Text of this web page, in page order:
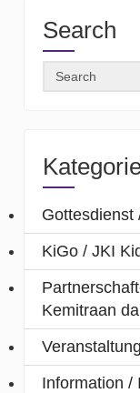
Search
Gottesdienst
KiGo / JKI
Kemitraan
Information /